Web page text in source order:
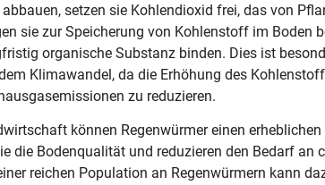
setzen sie Kohlendioxid frei, das von
sie zur Speicherung von Kohlenstoff im Boden
organische Substanz binden. Dies ist
Klimawandel, da die Erhöhung des
zu reduzieren.
können Regenwürmer einen
die Bodenqualität und reduzieren den Bedarf an
reichen Population an Regenwürmern kann